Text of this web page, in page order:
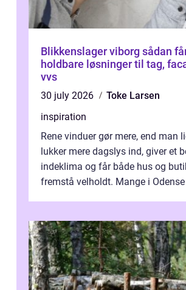
Blikkenslager viborg sådan får du
holdbare løsninger til tag,
vvs
30 july 2026
Toke Larsen
inspiration
Rene vinduer gør mere, end man
lukker mere dagslys ind, giver et
indeklima og får både hus og
fremstå velholdt. Mange i